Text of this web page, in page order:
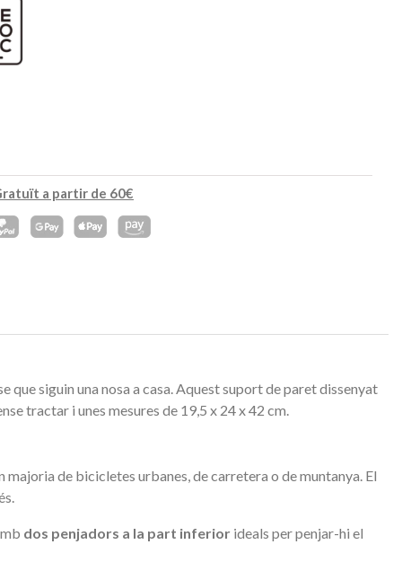
a partir de 60€
siguin una nosa a casa. Aquest suport de paret dissenyat
tractar i unes mesures de 19,5 x 24 x 42 cm.
majoria de bicicletes urbanes, de carretera o de muntanya. El
dos penjadors a la part inferior ideals per penjar-hi el